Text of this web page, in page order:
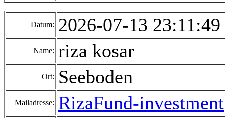
Datum: 2026-07-13
Name: riza kosar
Ort: Seeboden
Mailadresse: RizaFund-